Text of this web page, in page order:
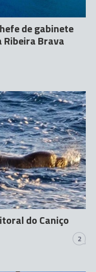
de gabinete
Ribeira Brava
do Caniço
2